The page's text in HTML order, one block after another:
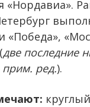
«Нордавиа».
«Победа»,
две последние
ред.).